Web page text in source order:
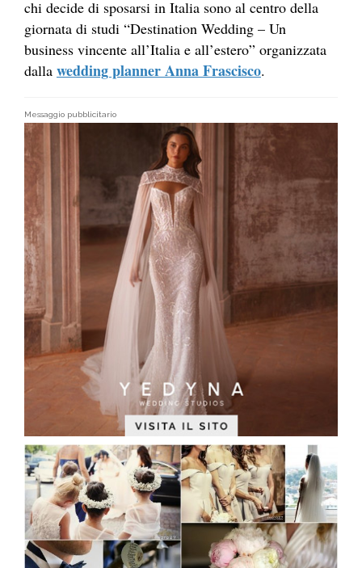
chi decide di sposarsi in Italia sono al centro della
giornata di studi “Destination Wedding – Un
business vincente all’Italia e all’estero” organizzata
dalla wedding planner Anna Frascisco.
Messaggio pubblicitario